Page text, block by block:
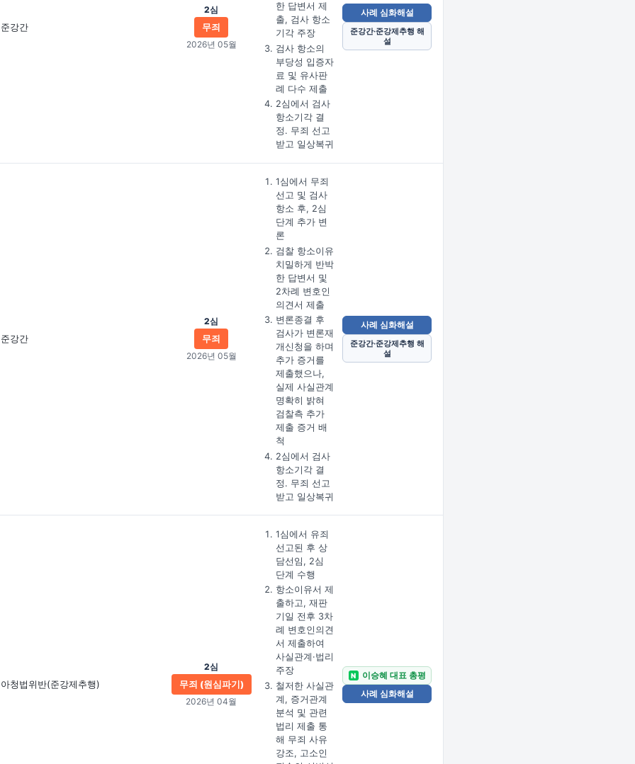
준강간
2심
무죄
2026년 05월
한 답변서 제
출, 검사 항소
기각 주장
검사 항소의
부당성 입증자
료 및 유사판
례 다수 제출
2심에서 검사
항소기각 결
정. 무죄 선고
받고 일상복귀
사례 심화해설
준강간·준강제추행 해
설
준강간
2심
무죄
2026년 05월
1심에서 무죄
선고 및 검사
항소 후, 2심
단계 추가 변
론
검찰 항소이유
치밀하게 반박
한 답변서 및
2차례 변호인
의견서 제출
변론종결 후
검사가 변론재
개신청을 하며
추가 증거를
제출했으나,
실제 사실관계
명확히 밝혀
검찰측 추가
제출 증거 배
척
2심에서 검사
항소기각 결
정. 무죄 선고
받고 일상복귀
사례 심화해설
준강간·준강제추행 해
설
아청법위반(준강제추행)
2심
무죄 (원심파기)
2026년 04월
1심에서 유죄
선고된 후 상
담선임, 2심
단계 수행
항소이유서 제
출하고, 재판
기일 전후 3차
례 변호인의견
서 제출하여
사실관계·법리
주장
철저한 사실관
계, 증거관계
분석 및 관련
법리 제출 통
해 무죄 사유
강조, 고소인
N
이승혜 대표 총평
사례 심화해설